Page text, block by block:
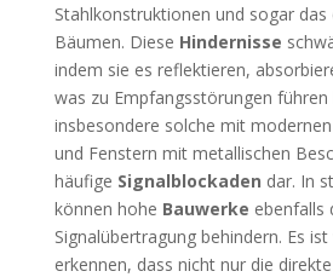
Stahlkonstruktionen und sogar das
Bäumen. Diese Hindernisse
indem sie es reflektieren,
was zu Empfangsstörungen führen
insbesondere solche mit
und Fenstern mit metallischen
häufige Signalblockaden dar. In
können hohe Bauwerke ebenfalls
Signalübertragung behindern. Es
erkennen, dass nicht nur die